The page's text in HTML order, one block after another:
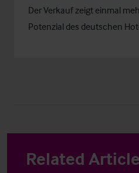
Der Verkauf zeigt einmal
Potenzial des deutschen
Related